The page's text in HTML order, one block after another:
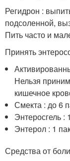
Регидрон :
подсоленной,
Пить часто и
Принять
Нельзя
кишечное
Смекта : до 6
Энтеросгель :
Энтерол : 1
Средства от